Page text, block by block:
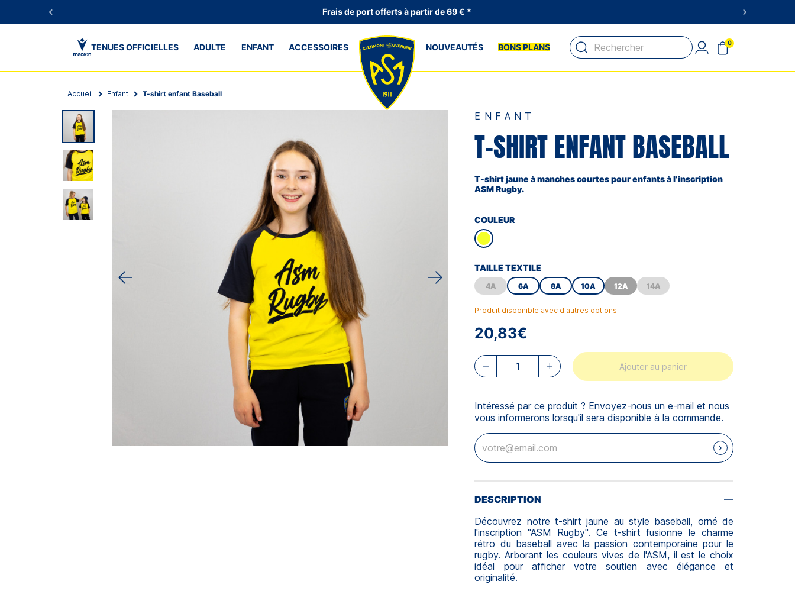
Frais de port offerts à partir de 69 € *
TENUES OFFICIELLES ADULTE ENFANT ACCESSOIRES NOUVEAUTÉS BONS PLANS 0
Accueil Enfant T-shirt enfant Baseball
ENFANT
T-SHIRT ENFANT BASEBALL
T-shirt jaune à manches courtes pour enfants à l’inscription
ASM Rugby.
COULEUR
TAILLE TEXTILE
4A 6A 8A 10A 12A 14A
Produit disponible avec d'autres options
20,83€
Ajouter au panier
Intéressé par ce produit ? Envoyez-nous un e-mail et nous
vous informerons lorsqu'il sera disponible à la commande.
DESCRIPTION
Découvrez notre t-shirt jaune au style baseball, orné de
l'inscription "ASM Rugby". Ce t-shirt fusionne le charme
rétro du baseball avec la passion contemporaine pour le
rugby. Arborant les couleurs vives de l'ASM, il est le choix
idéal pour afficher votre soutien avec élégance et
originalité.